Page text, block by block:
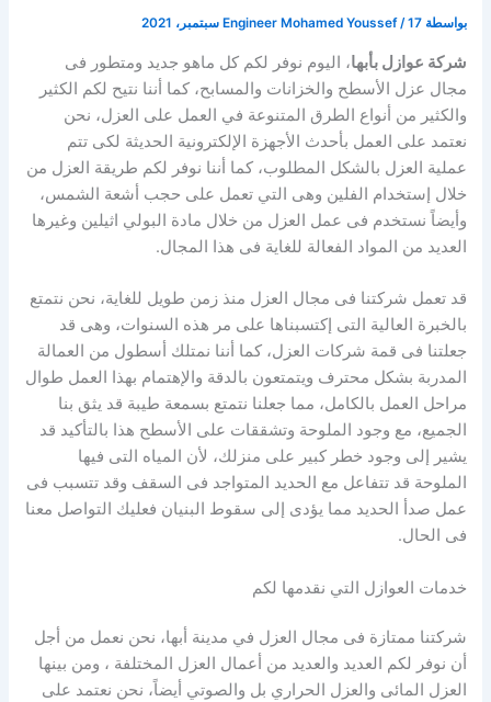
بواسطة Engineer Mohamed Youssef/17 سبتمبر، 2021
شركة عوازل بأبها، اليوم نوفر لكم كل ماهو جديد ومتطور فى
مجال عزل الأسطح والخزانات والمسابح، كما أننا نتيح لكم الكثير
والكثير من أنواع الطرق المتنوعة في العمل على العزل، نحن
نعتمد على العمل بأحدث الأجهزة الإلكترونية الحديثة لكى تتم
عملية العزل بالشكل المطلوب، كما أننا نوفر لكم طريقة العزل من
خلال إستخدام الفلين وهى التي تعمل على حجب أشعة الشمس،
وأيضاً نستخدم فى عمل العزل من خلال مادة البولي اثيلين وغيرها
العديد من المواد الفعالة للغاية فى هذا المجال.
قد تعمل شركتنا فى مجال العزل منذ زمن طويل للغاية، نحن نتمتع
بالخبرة العالية التى إكتسبناها على مر هذه السنوات، وهى قد
جعلتنا فى قمة شركات العزل، كما أننا نمتلك أسطول من العمالة
المدربة بشكل محترف ويتمتعون بالدقة والإهتمام بهذا العمل طوال
مراحل العمل بالكامل، مما جعلنا نتمتع بسمعة طيبة قد يثق بنا
الجميع، مع وجود الملوحة وتشققات على الأسطح هذا بالتأكيد قد
يشير إلى وجود خطر كبير على منزلك، لأن المياه التى فيها
الملوحة قد تتفاعل مع الحديد المتواجد فى السقف وقد تتسبب فى
عمل صدأ الحديد مما يؤدى إلى سقوط البنيان فعليك التواصل معنا
فى الحال.
خدمات العوازل التي نقدمها لكم
شركتنا ممتازة فى مجال العزل في مدينة أبها، نحن نعمل من أجل
أن نوفر لكم العديد والعديد من أعمال العزل المختلفة ، ومن بينها
العزل المائى والعزل الحراري بل والصوتي أيضاً، نحن نعتمد على